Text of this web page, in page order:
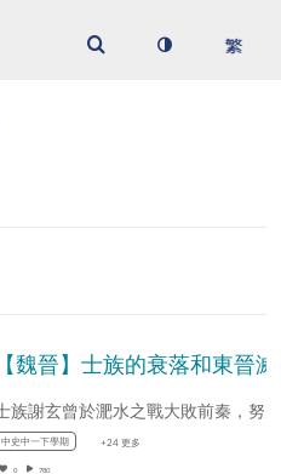
中史中一下學期 +24 更多
0 780